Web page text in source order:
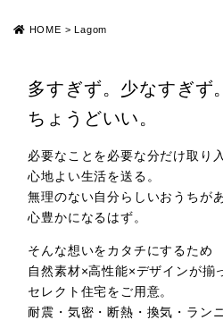
HOME >Lagom
多すぎず。少なすぎず。
ちょうどいい。
必要なことを必要な分だけ取り入
心地よい生活を送る。
無理のない自分らしいおうちがあ
心豊かになるはず。
そんな想いをカタチにするため
自然素材×高性能×デザインが揃
セレクト住宅をご用意。
耐震・気密・断熱・換気・ラン